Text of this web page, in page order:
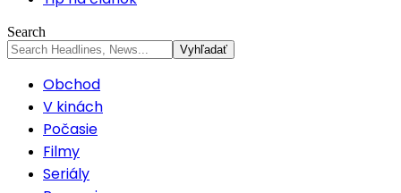
Search
Obchod
V kinách
Počasie
Filmy
Seriály